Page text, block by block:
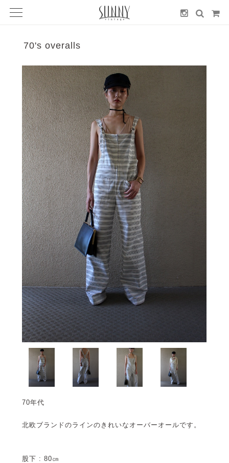
70's overalls
70年代
北欧ブランドのラインのきれいなオーバーオールです。
股下 : 80㎝